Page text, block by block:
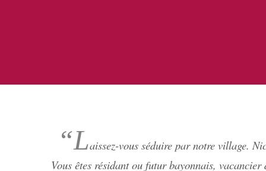
“Laissez-vous séduire par notre village.
Vous êtes résidant ou futur bayonnais,